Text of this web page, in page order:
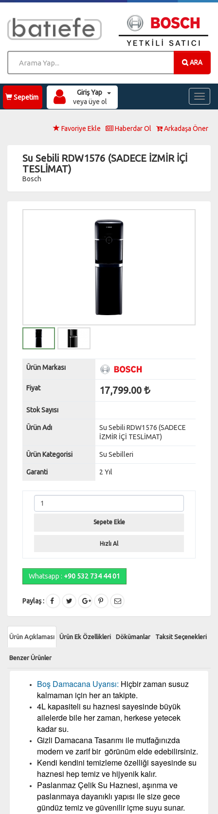
ARA
Sepetim
Giriş Yap
veya üye ol
Favoriye Ekle Haberdar Ol Arkadaşa Öner
Su Sebili RDW1576 (SADECE İZMİR İÇİ
TESLİMAT)
Bosch
Ürün Markası
Fiyat 17,799.00
Stok Sayısı
Ürün Adı
Su Sebili RDW1576 (SADECE
İZMİR İÇİ TESLİMAT)
Ürün Kategorisi Su Sebilleri
Garanti 2 Yıl
Sepete Ekle
Hızlı Al
Whatsapp : +90 532 734 44 01
Paylaş :
Ürün Açıklaması Ürün Ek Özellikleri Dökümanlar Taksit Seçenekleri
Benzer Ürünler
Boş Damacana Uyarısı: Hiçbir zaman susuz
kalmaman için her an takipte.
4L kapasiteli su haznesi sayesinde büyük
ailelerde bile her zaman, herkese yetecek
kadar su.
Gizli Damacana Tasarımı ile mutfağınızda
modern ve zarif bir görünüm elde edebilirsiniz.
Kendi kendini temizleme özelliği sayesinde su
haznesi hep temiz ve hijyenik kalır.
Paslanmaz Çelik Su Haznesi, aşınma ve
paslanmaya dayanıklı yapısı ile size gece
gündüz temiz ve güvenilir içme suyu sunar.